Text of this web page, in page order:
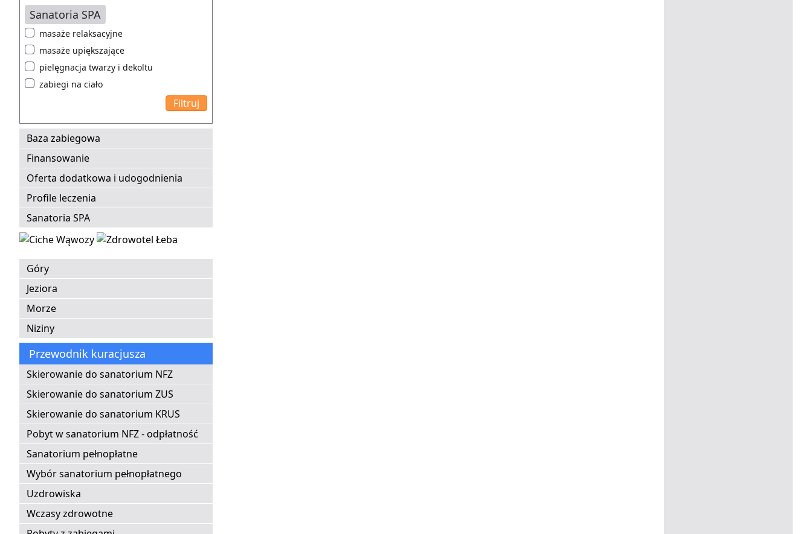
Sanatoria SPA
masaże relaksacyjne
masaże upiększające
pielęgnacja twarzy i dekoltu
zabiegi na ciało
Baza zabiegowa
Finansowanie
Oferta dodatkowa i udogodnienia
Profile leczenia
Sanatoria SPA
Góry
Jeziora
Morze
Niziny
Przewodnik kuracjusza
Skierowanie do sanatorium NFZ
Skierowanie do sanatorium ZUS
Skierowanie do sanatorium KRUS
Pobyt w sanatorium NFZ - odpłatność
Sanatorium pełnopłatne
Wybór sanatorium pełnopłatnego
Uzdrowiska
Wczasy zdrowotne